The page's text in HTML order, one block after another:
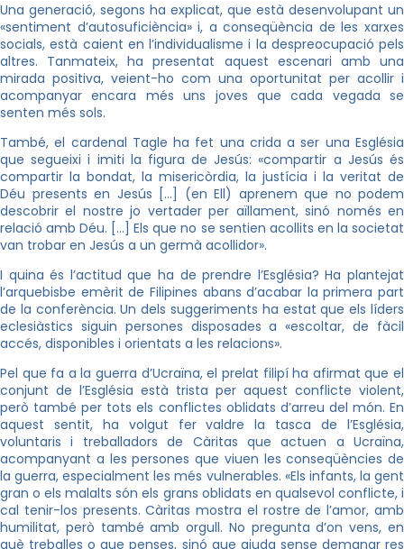
Una generació, segons ha explicat, que està desenvolupant un
«sentiment d’autosuficiència» i, a conseqüència de les xarxes
socials, està caient en l’individualisme i la despreocupació pels
altres. Tanmateix, ha presentat aquest escenari amb una
mirada positiva, veient-ho com una oportunitat per acollir i
acompanyar encara més uns joves que cada vegada se
senten més sols.
També, el cardenal Tagle ha fet una crida a ser una Església
que segueixi i imiti la figura de Jesús: «compartir a Jesús és
compartir la bondat, la misericòrdia, la justícia i la veritat de
Déu presents en Jesús […] (en Ell) aprenem que no podem
descobrir el nostre jo vertader per aïllament, sinó només en
relació amb Déu. […] Els que no se sentien acollits en la societat
van trobar en Jesús a un germà acollidor».
I quina és l’actitud que ha de prendre l’Església? Ha plantejat
l’arquebisbe emèrit de Filipines abans d’acabar la primera part
de la conferència. Un dels suggeriments ha estat que els líders
eclesiàstics siguin persones disposades a «escoltar, de fàcil
accés, disponibles i orientats a les relacions».
Pel que fa a la guerra d’Ucraïna, el prelat filipí ha afirmat que el
conjunt de l’Església està trista per aquest conflicte violent,
però també per tots els conflictes oblidats d’arreu del món. En
aquest sentit, ha volgut fer valdre la tasca de l’Església,
voluntaris i treballadors de Càritas que actuen a Ucraïna,
acompanyant a les persones que viuen les conseqüències de
la guerra, especialment les més vulnerables. «Els infants, la gent
gran o els malalts són els grans oblidats en qualsevol conflicte, i
cal tenir-los presents. Càritas mostra el rostre de l’amor, amb
humilitat, però també amb orgull. No pregunta d’on vens, en
què treballes o que penses, sinó que ajuda sense demanar res